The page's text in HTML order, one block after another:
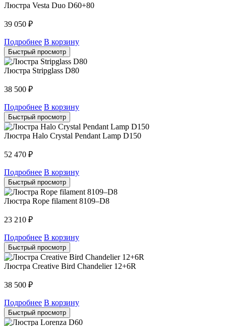
Люстра Vesta Duo D60+80
39 050 ₽
Подробнее В корзину
Быстрый просмотр
Люстра Stripglass D80
38 500 ₽
Подробнее В корзину
Быстрый просмотр
Люстра Halo Crystal Pendant Lamp D150
52 470 ₽
Подробнее В корзину
Быстрый просмотр
Люстра Rope filament 8109–D8
23 210 ₽
Подробнее В корзину
Быстрый просмотр
Люстра Creative Bird Chandelier 12+6R
38 500 ₽
Подробнее В корзину
Быстрый просмотр